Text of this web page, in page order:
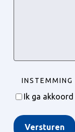
INSTEMMING
Ik ga
Versturen